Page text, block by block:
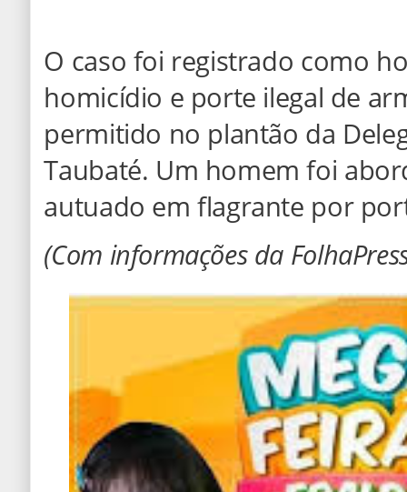
O caso foi registrado como
homicídio e porte ilegal de
permitido no plantão da
Taubaté. Um homem foi
autuado em flagrante por
(Com informações da